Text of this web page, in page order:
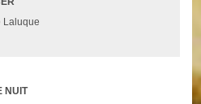
Laluque
NUIT